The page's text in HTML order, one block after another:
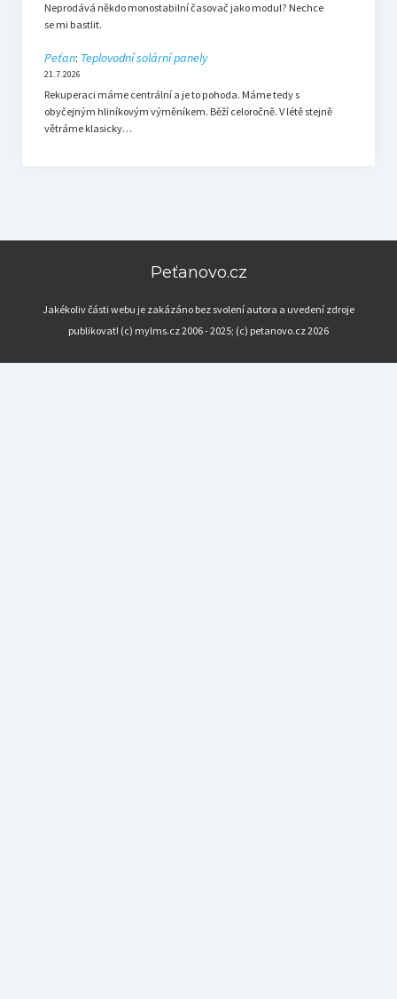
Neprodává někdo monostabilní časovač jako modul? Nechce
se mi bastlit.
Peťan: Teplovodní solární panely
21.7.2026
Rekuperaci máme centrální a je to pohoda. Máme tedy s
obyčejným hliníkovým výměníkem. Běží celoročně. V létě stejně
větráme klasicky…
Peťanovo.cz
Jakékoliv části webu je zakázáno bez svolení autora a uvedení zdroje
publikovat! (c) mylms.cz 2006 - 2025; (c) petanovo.cz 2026